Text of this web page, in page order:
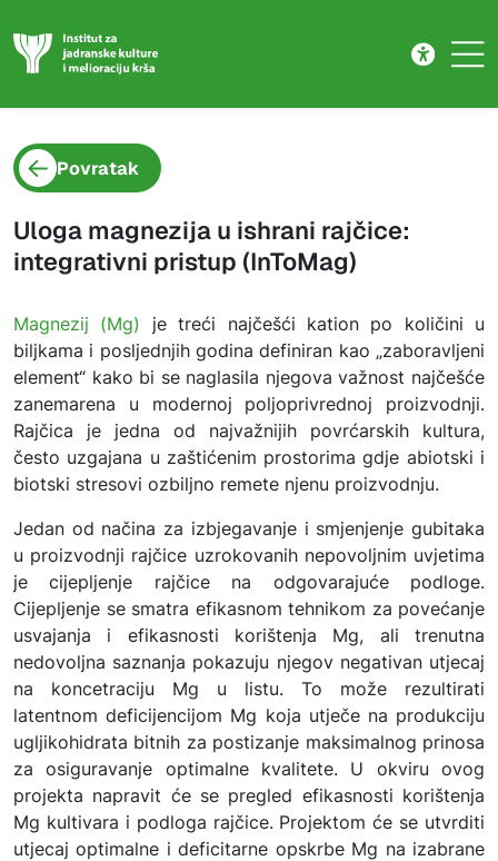
Povratak
Uloga magnezija u ishrani rajčice:
integrativni pristup (InToMag)
Magnezij (Mg)
je treći najčešći kation po količini u
biljkama i posljednjih godina definiran kao „zaboravljeni
element“ kako bi se naglasila njegova važnost najčešće
zanemarena u modernoj poljoprivrednoj proizvodnji.
Rajčica je jedna od najvažnijih povrćarskih kultura,
često uzgajana u zaštićenim prostorima gdje abiotski i
biotski stresovi ozbiljno remete njenu proizvodnju.
Jedan od načina za izbjegavanje i smjenjenje gubitaka
u proizvodnji rajčice uzrokovanih nepovoljnim uvjetima
je cijepljenje rajčice na odgovarajuće podloge.
Cijepljenje se smatra efikasnom tehnikom za povećanje
usvajanja i efikasnosti korištenja Mg, ali trenutna
nedovoljna saznanja pokazuju njegov negativan utjecaj
na koncetraciju Mg u listu. To može rezultirati
latentnom deficijencijom Mg koja utječe na produkciju
ugljikohidrata bitnih za postizanje maksimalnog prinosa
za osiguravanje optimalne kvalitete. U okviru ovog
projekta napravit će se pregled efikasnosti korištenja
Mg kultivara i podloga rajčice. Projektom će se utvrditi
utjecaj optimalne i deficitarne opskrbe Mg na izabrane